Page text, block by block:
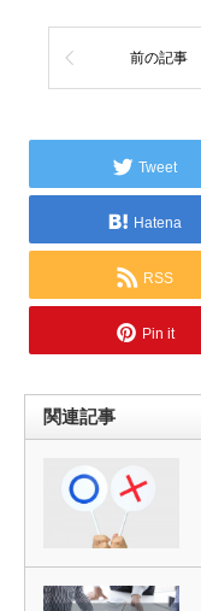
前の記事
Tweet
Hatena
RSS
Pin it
関連記事